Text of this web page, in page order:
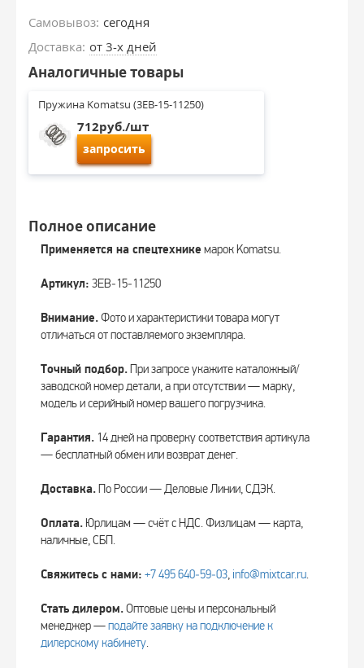
Самовывоз: сегодня
Доставка: от 3-х дней
Аналогичные товары
Пружина Komatsu (3EB-15-11250)
712руб./шт
запросить
Полное описание
Применяется на спецтехнике марок Komatsu.
Артикул: 3EB‑15‑11250
Внимание.Фото и характеристики товара могут
отличаться от поставляемого экземпляра.
Точный подбор.При запросе укажите каталожный/
заводской номер детали, а при отсутствии — марку,
модель и серийный номер вашего погрузчика.
Гарантия. 14 дней на проверку соответствия артикула
— бесплатный обмен или возврат денег.
Доставка.По России — Деловые Линии, СДЭК.
Оплата. Юрлицам — счёт с НДС. Физлицам — карта,
наличные, СБП.
Свяжитесь с нами: +7 495 640‑59‑03, info@mixtcar.ru.
Стать дилером.Оптовые цены и персональный
менеджер —подайте заявку на подключение к
дилерскому кабинету.